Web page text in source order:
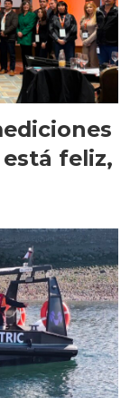
feliz,